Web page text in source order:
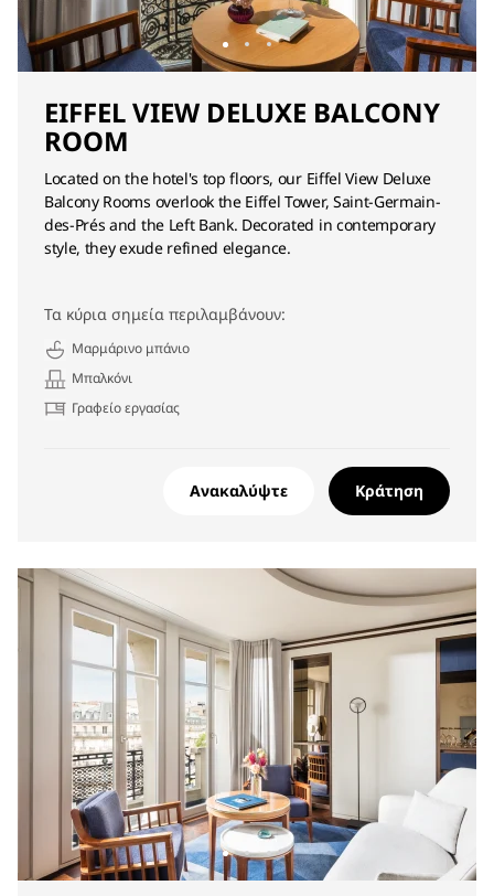
EIFFEL VIEW DELUXE BALCONY
ROOM
Located on the hotel's top floors, our Eiffel View Deluxe
Balcony Rooms overlook the Eiffel Tower, Saint-Germain-
des-Prés and the Left Bank. Decorated in contemporary
style, they exude refined elegance.
Τα κύρια σημεία περιλαμβάνουν:
Μαρμάρινο μπάνιο
Μπαλκόνι
Γραφείο εργασίας
Ανακαλύψτε Κράτηση